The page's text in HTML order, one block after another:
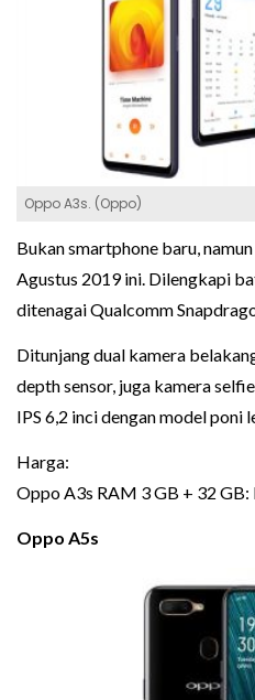
Oppo A3s. (Oppo)
Bukan smartphone baru,
Agustus 2019 ini. Dilengkapi
ditenagai Qualcomm
Ditunjang dual kamera
depth sensor, juga kamera
IPS 6,2 inci dengan model poni
Harga:
Oppo A3s RAM 3 GB + 32 GB:
Oppo A5s